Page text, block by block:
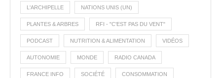
L'ARCHIPELLE NATIONS UNIS (UN)
PLANTES & ARBRES RFI - "C'EST PAS DU VENT"
PODCAST NUTRITION & ALIMENTATION VIDÉOS
AUTONOMIE MONDE RADIO CANADA
FRANCE INFO SOCIÉTÉ CONSOMMATION